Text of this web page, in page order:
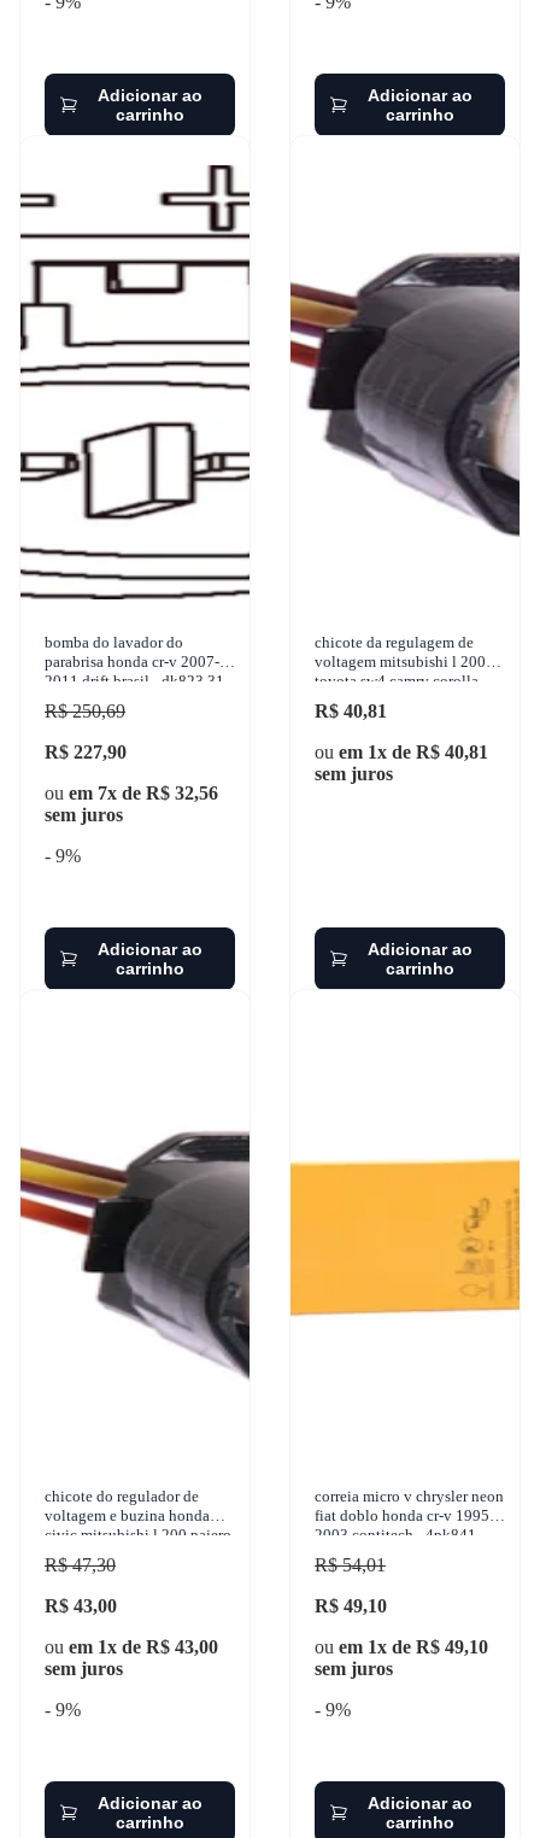
Adicionar ao
carrinho
Adicionar ao
carrinho
bomba do lavador do
parabrisa honda cr-v 2007-
2011 drift brasil - dk823.31
R$ 250,69
R$ 227,90
ou em 7x de R$ 32,56
sem juros
- 9%
Adicionar ao
carrinho
chicote da regulagem de
voltagem mitsubishi l 200
toyota sw4 camry corolla
hilux 1989-2018 ete 4165
R$ 40,81
ou em 1x de R$ 40,81
sem juros
Adicionar ao
carrinho
chicote do regulador de
voltagem e buzina honda
civic mitsubishi l 200 pajero
toyota hilux corolla 1989-
2018
R$ 47,30
R$ 43,00
ou em 1x de R$ 43,00
sem juros
- 9%
Adicionar ao
carrinho
correia micro v chrysler neon
fiat doblo honda cr-v 1995-
2003 contitech - 4pk841
R$ 54,01
R$ 49,10
ou em 1x de R$ 49,10
sem juros
- 9%
Adicionar ao
carrinho